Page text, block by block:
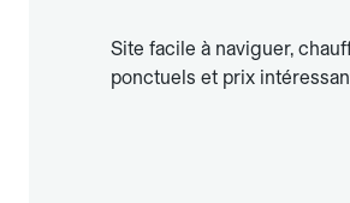
Site facile à naviguer,
ponctuels et prix